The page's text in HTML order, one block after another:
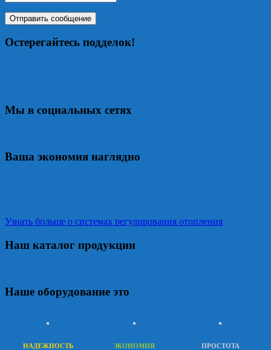
Остерегайтесь подделок!
Мы в социальных сетях
Ваша экономия наглядно
Узнать больше о системах регулирования отопления
Наш каталог продукции
Наше оборудование это
НАДЕЖНОСТЬ ЭКОНОМИЯ ПРОСТОТА